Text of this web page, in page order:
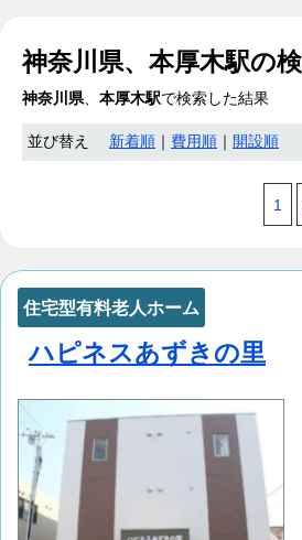
神奈川県、本厚木駅の
神奈川県、 本厚木駅で検索した結果
並び替え 新着順 費用順 開設順
1
住宅型有料老人ホーム
ハピネスあずきの里